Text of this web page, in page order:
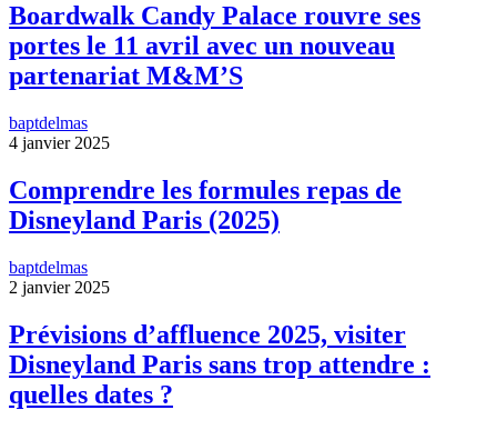
Boardwalk Candy Palace rouvre ses
portes le 11 avril avec un nouveau
partenariat M&M’S
baptdelmas
4 janvier 2025
Comprendre les formules repas de
Disneyland Paris (2025)
baptdelmas
2 janvier 2025
Prévisions d’affluence 2025, visiter
Disneyland Paris sans trop attendre :
quelles dates ?